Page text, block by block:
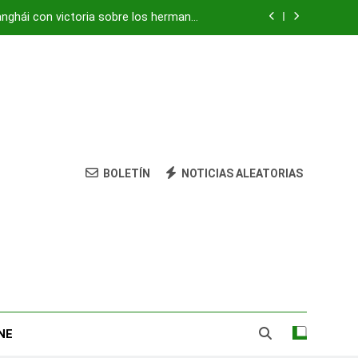
con victoria sobre los hermanos
«centro de mando» de Hezbolá
con victoria sobre los hermanos
Tsitsipas
vivienda: su nieta está herida y grave
«centro de mando» de Hezbolá
BOLETÍN NOTICIAS ALEATORIAS